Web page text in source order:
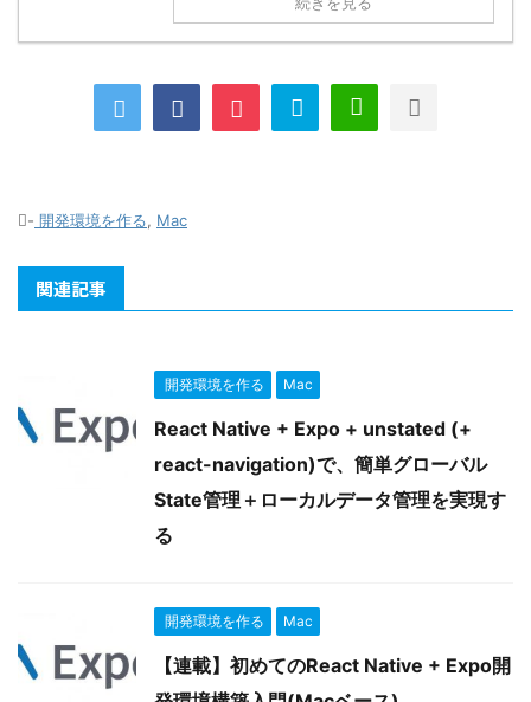
- 開発環境を作る, Mac
関連記事
開発環境を作る Mac
React Native + Expo + unstated (+
react-navigation)で、簡単グローバル
State管理＋ローカルデータ管理を実現す
る
開発環境を作る Mac
【連載】初めてのReact Native + Expo開